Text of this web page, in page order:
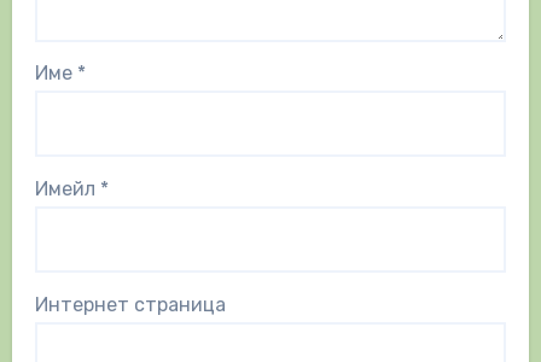
Име *
Имейл *
Интернет страница